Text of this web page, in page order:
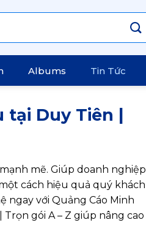
Albums Tin Tức
tại Duy Tiên |
mẽ. Giúp doanh nghiệp
cách hiệu quả quý khách
ngay với Quảng Cáo Minh
gói A – Z giúp nâng cao